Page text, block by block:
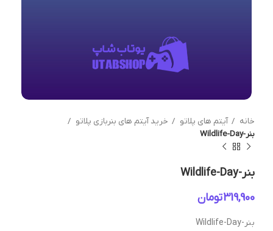
خانه آیتم های پلاتو
خرید آیتم های بنربازی پلاتو
بنر-Wildlife-Day
بنر-Wildlife-Day
تومان
بنر-Wildlife-Day